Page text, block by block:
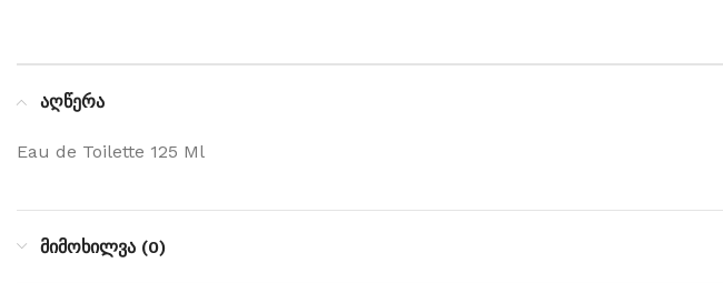
აღწერა
Eau de Toilette 125 Ml
მიმოხილვა (0)